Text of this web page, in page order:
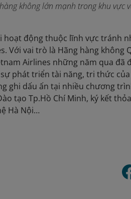
không lớn mạnh trong khu vực
động thuộc lĩnh vực tránh
Với vai trò là Hãng hàng không
Airlines những năm qua đã
phát triển tài năng, tri thức
ghi dấu ấn tại nhiều chương
tạo Tp.Hồ Chí Minh, ký kết
Hà Nội…